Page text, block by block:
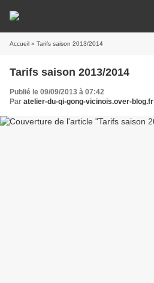
Accueil » Tarifs saison 2013/2014
Tarifs saison 2013/2014
Publié le 09/09/2013 à 07:42
Par atelier-du-qi-gong-vicinois.over-blog.fr